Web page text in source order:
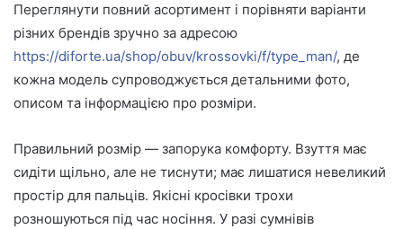
Переглянути повний асортимент і порівняти варіанти
різних брендів зручно за адресою
https://diforte.ua/shop/obuv/krossovki/f/type_man/, де
кожна модель супроводжується детальними фото,
описом та інформацією про розміри.
Правильний розмір — запорука комфорту. Взуття має
сидіти щільно, але не тиснути; має лишатися невеликий
простір для пальців. Якісні кросівки трохи
розношуються під час носіння. У разі сумнівів